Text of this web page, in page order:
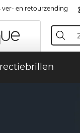
ver- en retourzending